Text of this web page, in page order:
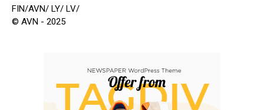
FIN/AVN/ LY/ LV/
© AVN - 2025